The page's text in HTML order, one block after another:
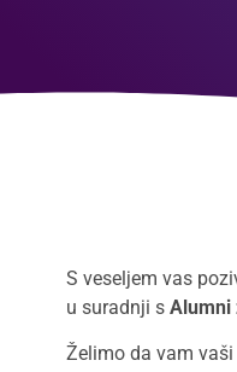
S veseljem vas
u suradnji s Alumni
Želimo da vam